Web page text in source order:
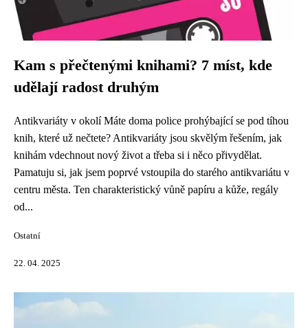
Kam s přečtenými knihami? 7 míst, kde
udělají radost druhým
Antikvariáty v okolí Máte doma police prohýbající se pod tíhou
knih, které už nečtete? Antikvariáty jsou skvělým řešením, jak
knihám vdechnout nový život a třeba si i něco přivydělat.
Pamatuju si, jak jsem poprvé vstoupila do starého antikvariátu v
centru města. Ten charakteristický vůně papíru a kůže, regály
od...
Ostatní
22. 04. 2025